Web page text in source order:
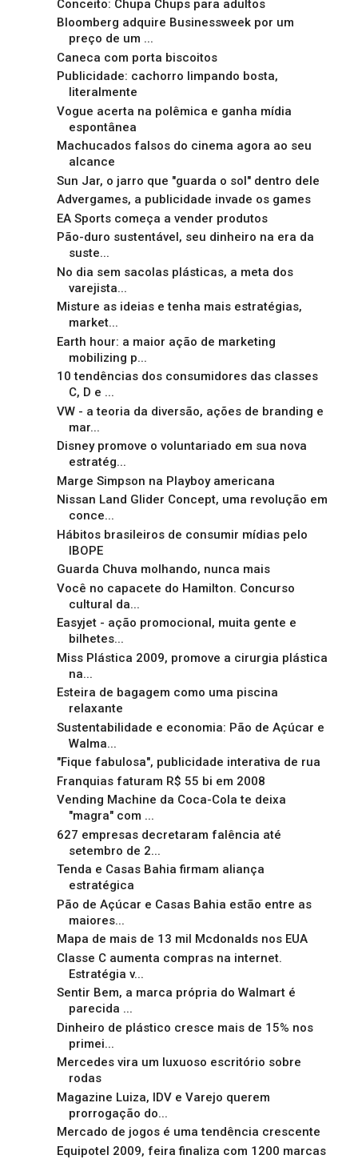
Conceito: Chupa Chups para adultos
Bloomberg adquire Businessweek por um
preço de um ...
Caneca com porta biscoitos
Publicidade: cachorro limpando bosta,
literalmente
Vogue acerta na polêmica e ganha mídia
espontânea
Machucados falsos do cinema agora ao seu
alcance
Sun Jar, o jarro que "guarda o sol" dentro dele
Advergames, a publicidade invade os games
EA Sports começa a vender produtos
Pão-duro sustentável, seu dinheiro na era da
suste...
No dia sem sacolas plásticas, a meta dos
varejista...
Misture as ideias e tenha mais estratégias,
market...
Earth hour: a maior ação de marketing
mobilizing p...
10 tendências dos consumidores das classes
C, D e ...
VW - a teoria da diversão, ações de branding e
mar...
Disney promove o voluntariado em sua nova
estratég...
Marge Simpson na Playboy americana
Nissan Land Glider Concept, uma revolução em
conce...
Hábitos brasileiros de consumir mídias pelo
IBOPE
Guarda Chuva molhando, nunca mais
Você no capacete do Hamilton. Concurso
cultural da...
Easyjet - ação promocional, muita gente e
bilhetes...
Miss Plástica 2009, promove a cirurgia plástica
na...
Esteira de bagagem como uma piscina
relaxante
Sustentabilidade e economia: Pão de Açúcar e
Walma...
"Fique fabulosa", publicidade interativa de rua
Franquias faturam R$ 55 bi em 2008
Vending Machine da Coca-Cola te deixa
"magra" com ...
627 empresas decretaram falência até
setembro de 2...
Tenda e Casas Bahia firmam aliança
estratégica
Pão de Açúcar e Casas Bahia estão entre as
maiores...
Mapa de mais de 13 mil Mcdonalds nos EUA
Classe C aumenta compras na internet.
Estratégia v...
Sentir Bem, a marca própria do Walmart é
parecida ...
Dinheiro de plástico cresce mais de 15% nos
primei...
Mercedes vira um luxuoso escritório sobre
rodas
Magazine Luiza, IDV e Varejo querem
prorrogação do...
Mercado de jogos é uma tendência crescente
Equipotel 2009, feira finaliza com 1200 marcas